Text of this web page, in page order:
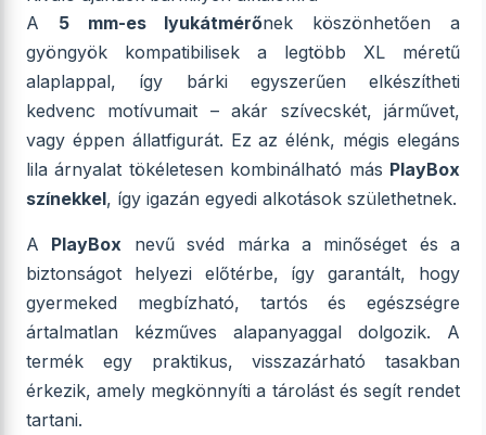
A 5 mm-es lyukátmérőnek köszönhetően a
gyöngyök kompatibilisek a legtöbb XL méretű
alaplappal, így bárki egyszerűen elkészítheti
kedvenc motívumait – akár szívecskét, járművet,
vagy éppen állatfigurát. Ez az élénk, mégis elegáns
lila árnyalat tökéletesen kombinálható más PlayBox
színekkel, így igazán egyedi alkotások születhetnek.
A PlayBox nevű svéd márka a minőséget és a
biztonságot helyezi előtérbe, így garantált, hogy
gyermeked megbízható, tartós és egészségre
ártalmatlan kézműves alapanyaggal dolgozik. A
termék egy praktikus, visszazárható tasakban
érkezik, amely megkönnyíti a tárolást és segít rendet
tartani.